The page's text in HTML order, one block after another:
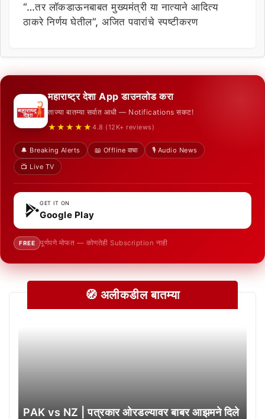
“…तर लॉकडाऊनबाबत मुख्यमंत्री या नात्याने आदित्य
ठाकरे निर्णय घेतील”, अजित पवारांचे स्पष्टीकरण
महाराष्ट्र देशा App डाउनलोड करा
ताज्या बातम्या सर्वात आधी — Notifications सकट!
★★★★★ 4.8 (12K+ reviews)
🔔 Breaking Alerts 📖 Offline वाचा
🎙️ Audio News
📺 Live TV
GET IT ON
Google Play
FREE पूर्णपणे मोफत — कोणतेही Subscription नाही
🧭 अलीकडील बातम्या
PAK vs NZ | पत्रकार ओरडल्यावर बाबर आझमने दिले